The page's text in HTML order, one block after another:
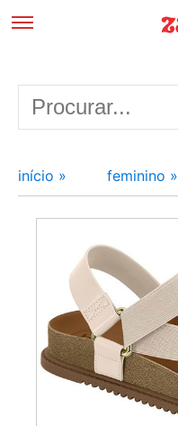
início » feminino »